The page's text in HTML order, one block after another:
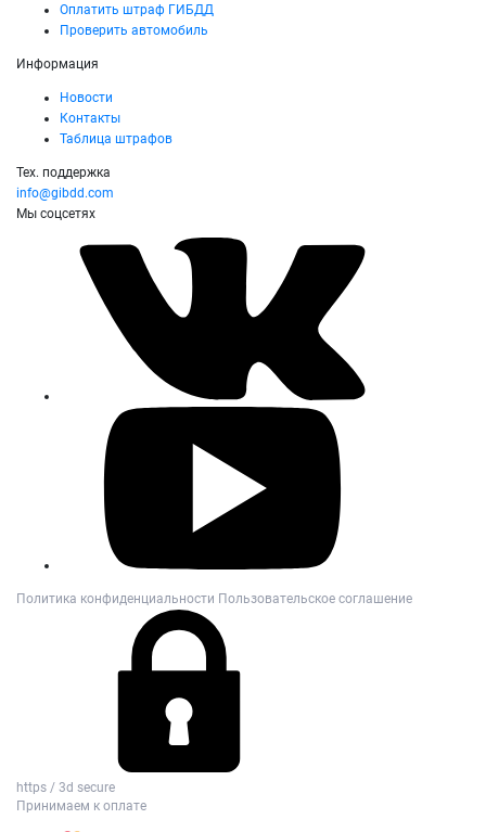
Оплатить штраф ГИБДД
Проверить автомобиль
Информация
Новости
Контакты
Таблица штрафов
Тех. поддержка
info@gibdd.com
Мы соцсетях
Политика конфиденциальности Пользовательское соглашение
https / 3d secure
Принимаем к оплате